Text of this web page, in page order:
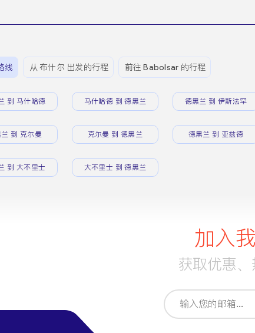
线 从 布什尔 出发的行程 前往 Babolsar 的行程
到 马什哈德 马什哈德 到 德黑兰 德黑兰 到 伊斯法罕
到 克尔曼 克尔曼 到 德黑兰 德黑兰 到 亚兹德
到 大不里士 大不里士 到 德黑兰
加入
获取优惠